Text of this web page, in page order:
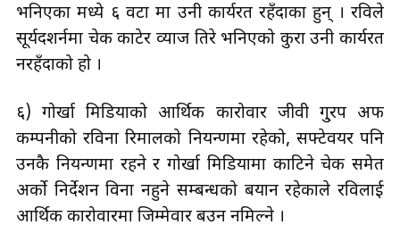
भनिएका मध्ये ६ वटा मात्र उनी कार्यरत रहँदाका हुन् । रविले
सूर्यदशर्नमा चेक काटेर व्याज तिरे भनिएको कुरा उनी कार्यरत
नरहँदाको हो ।
६) गोर्खा मिडियाको आर्थिक कारोवार जीवी गु्रप अफ
कम्पनीको रविना रिमालको नियन्त्रणमा रहेको, सफ्टेवयर पनि
उनकै नियन्त्रणमा रहने र गोर्खा मिडियामा काटिने चेक समेत
अर्को निर्देशन विना नहुने सम्बन्धको बयान रहेकाले रविलाई
आर्थिक कारोवारमा जिम्मेवार बउन नमिल्ने ।